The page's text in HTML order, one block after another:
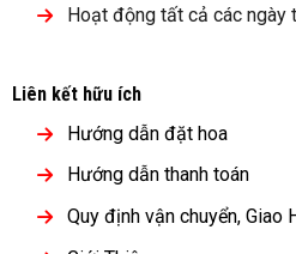
Hoạt động tất cả các ngày
Liên kết hữu ích
Hướng dẫn đặt hoa
Hướng dẫn thanh toán
Quy định vận chuyển, Giao